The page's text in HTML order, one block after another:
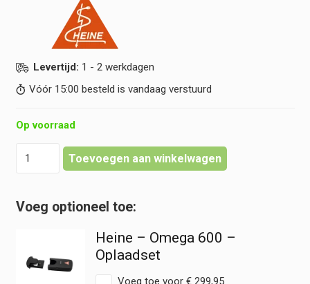
Levertijd: 1 - 2 werkdagen
Vóór 15:00 besteld is vandaag verstuurd
Op voorraad
-
hoeveelheid
Toevoegen aan winkelwagen
Heine – Omega 600 –
Oplaadset
Voeg toe voor €299,95